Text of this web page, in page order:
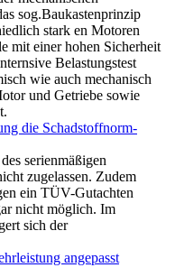
sog.Baukastenprinzip
stark en Motoren
mit einer hohen Sicherheit
Belastungstest
wie auch mechanisch
und Getriebe sowie
die Schadstoffnorm-
serienmäßigen
zugelassen. Zudem
ein TÜV-Gutachten
nicht möglich. Im
sich der
angepasst